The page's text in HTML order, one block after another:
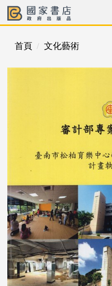
首頁 文化藝術